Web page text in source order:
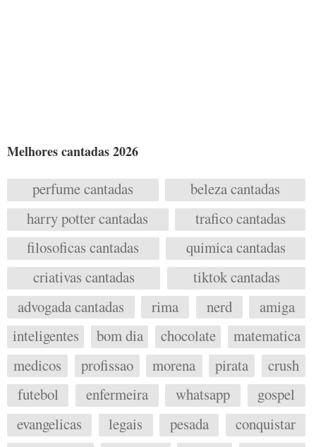
Melhores cantadas 2026
perfume cantadas
beleza cantadas
harry potter cantadas
trafico cantadas
filosoficas cantadas
quimica cantadas
criativas cantadas
tiktok cantadas
advogada cantadas
rima nerd
amiga
inteligentes
bom dia chocolate
matematica
medicos
profissao morena pirata
crush
futebol
enfermeira whatsapp
gospel
evangelicas
legais pesada
conquistar